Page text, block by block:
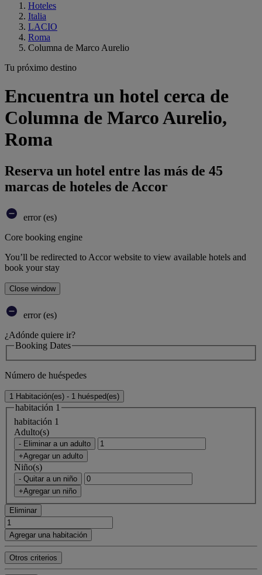
Hoteles
Italia
LACIO
Roma
Columna de Marco Aurelio
Tu próximo destino
Encuentra un hotel cerca de
Columna de Marco Aurelio,
Roma
Reserva un hotel entre las más de 45
marcas de hoteles de Accor
error (es)
Core booking engine
You’ll be redirected to Accor website to view available hotels and
book your stay
Close window
error (es)
¿Adónde quiere ir?
Booking Dates
Número de huéspedes
1 Habitación(es) - 1 huésped(es)
habitación 1
habitación 1
Adulto(s)
- Eliminar a un adulto
+Agregar un adulto
Niño(s)
- Quitar a un niño
+Agregar un niño
Eliminar
Agregar una habitación
Otros criterios